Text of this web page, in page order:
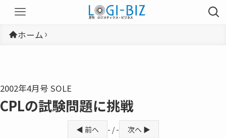
ホーム
2002年4月号 SOLE
CPLの試験問題に挑戦
◀ 前へ - / - 次へ ▶